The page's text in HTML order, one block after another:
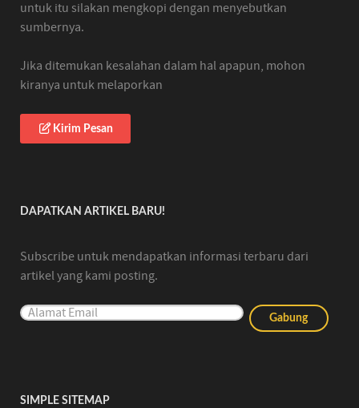
untuk itu silakan mengkopi dengan menyebutkan
sumbernya.
Jika ditemukan kesalahan dalam hal apapun, mohon
kiranya untuk melaporkan
Kirim Pesan
DAPATKAN ARTIKEL BARU!
Subscribe untuk mendapatkan informasi terbaru dari
artikel yang kami posting.
SIMPLE SITEMAP